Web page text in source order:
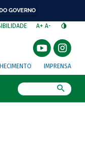
GOVERNO
A+ A-
IMPRENSA